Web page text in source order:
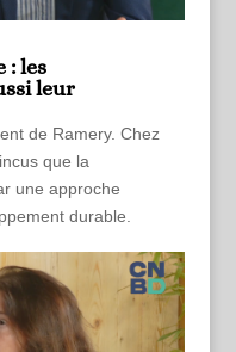
: les
leur
de Ramery. Chez
que la
une approche
durable.